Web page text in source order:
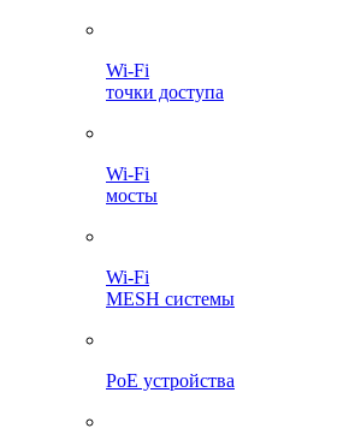
Wi-Fi
точки доступа
Wi-Fi
мосты
Wi-Fi
MESH системы
PoE устройства